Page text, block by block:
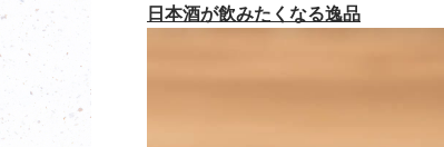
日本酒が飲みたくなる逸品